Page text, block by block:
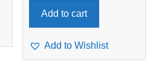
Add to cart
Add to Wishlist